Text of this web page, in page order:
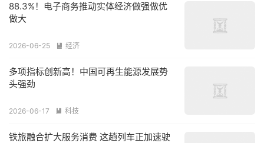
88.3%！电子商务推动实体经济做强做优
做大
2026-06-25  经济
多项指标创新高！中国可再生能源发展势
头强劲
2026-06-17  科技
铁旅融合扩大服务消费 这趟列车正加速驶